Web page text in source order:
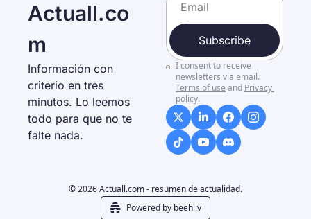
Actuall.co
m
Información con
criterio en tres
minutos. Lo leemos
todo para que no te
falte nada.
Subscribe
I consent to receive
newsletters via email.
Terms of use and Privacy
policy.
© 2026 Actuall.com - resumen de actualidad.
Powered by beehiiv